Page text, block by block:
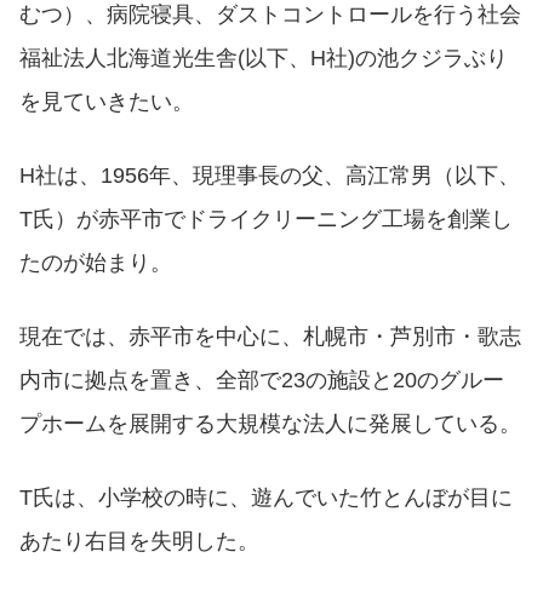
むつ）、病院寝具、ダストコントロールを行う社会
福祉法人北海道光生舎(以下、H社)の池クジラぶり
を見ていきたい。
H社は、1956年、現理事長の父、高江常男（以下、
T氏）が赤平市でドライクリーニング工場を創業し
たのが始まり。
現在では、赤平市を中心に、札幌市・芦別市・歌志
内市に拠点を置き、全部で23の施設と20のグルー
プホームを展開する大規模な法人に発展している。
T氏は、小学校の時に、遊んでいた竹とんぼが目に
あたり右目を失明した。